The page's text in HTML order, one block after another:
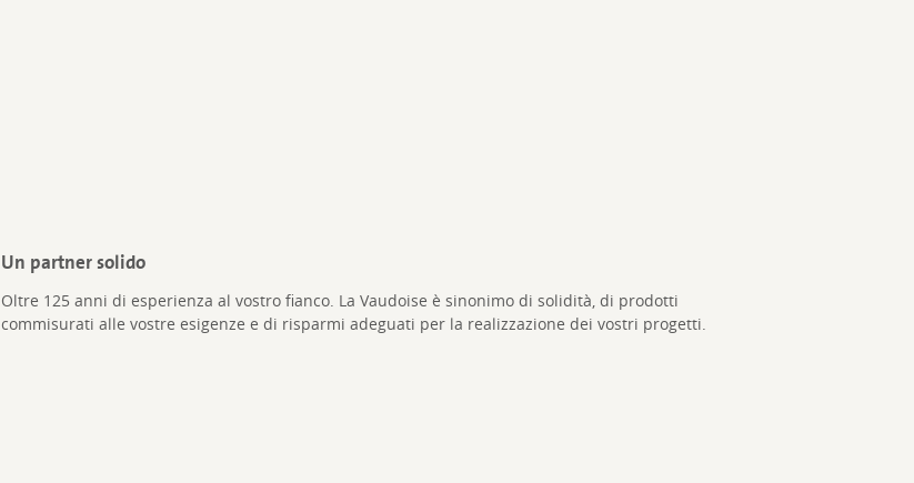
Un partner solido
Oltre 125 anni di esperienza al vostro fianco. La Vaudoise è sinonimo di solidità, di prodotti
commisurati alle vostre esigenze e di risparmi adeguati per la realizzazione dei vostri progetti.